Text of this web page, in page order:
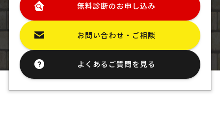
無料診断のお申し込み
お問い合わせ・ご相談
よくあるご質問を見る